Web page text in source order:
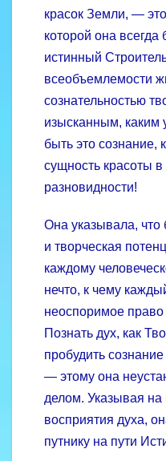
красок Земли, —
которой она всегда
истинный
всеобъемлемости
сознательностью
изысканным, каким
быть это сознание,
сущность красоты в
разновидности!
Она указывала, что
и творческая
каждому
нечто, к чему
неоспоримое право
Познать дух, как
пробудить
— этому она
делом. Указывая на
восприятия духа,
путнику на пути